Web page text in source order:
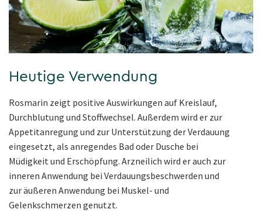
Heutige Verwendung
Rosmarin zeigt positive Auswirkungen auf Kreislauf,
Durchblutung und Stoffwechsel. Außerdem wird er zur
Appetitanregung und zur Unterstützung der Verdauung
eingesetzt, als anregendes Bad oder Dusche bei
Müdigkeit und Erschöpfung. Arzneilich wird er auch zur
inneren Anwendung bei Verdauungsbeschwerden und
zur äußeren Anwendung bei Muskel- und
Gelenkschmerzen genutzt.